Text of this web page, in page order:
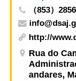
（853）
http://
Rua do
andares,